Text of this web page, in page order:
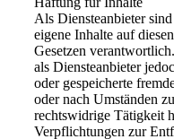
Als Diensteanbieter
eigene Inhalte auf
Gesetzen
als Diensteanbieter
oder gespeicherte
oder nach Umständen
rechtswidrige Tätigkeit
Verpflichtungen zur